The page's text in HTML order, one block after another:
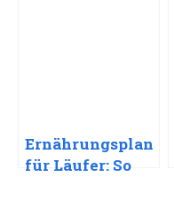
Ernährungsplan
für Läufer: So